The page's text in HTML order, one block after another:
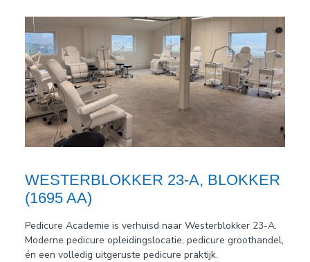
WESTERBLOKKER 23-A, BLOKKER
(1695 AA)
Pedicure Academie is verhuisd naar Westerblokker 23-A.
Moderne pedicure opleidingslocatie, pedicure groothandel,
én een volledig uitgeruste pedicure praktijk.